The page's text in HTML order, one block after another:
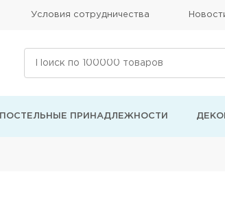
Условия сотрудничества
ПОСТЕЛЬНЫЕ ПРИНАДЛЕЖНОСТИ